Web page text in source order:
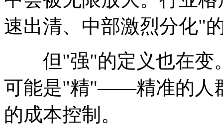
速出清、中部激烈分化"
但"强"的定义也在变
可能是"精"——精准的人
的成本控制。